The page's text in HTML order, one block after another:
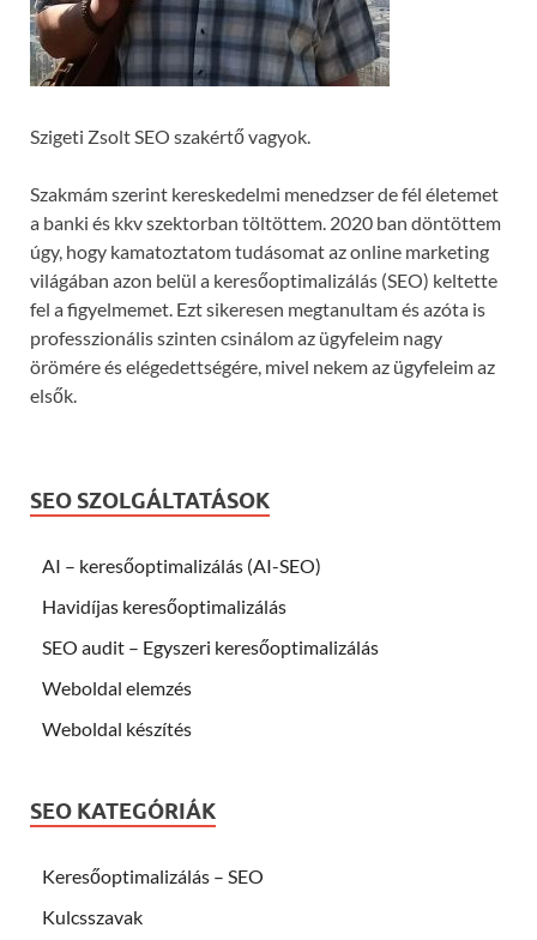
Szigeti Zsolt SEO szakértő vagyok.
Szakmám szerint kereskedelmi menedzser de fél életemet
a banki és kkv szektorban töltöttem. 2020 ban döntöttem
úgy, hogy kamatoztatom tudásomat az online marketing
világában azon belül a keresőoptimalizálás (SEO) keltette
fel a figyelmemet. Ezt sikeresen megtanultam és azóta is
professzionális szinten csinálom az ügyfeleim nagy
örömére és elégedettségére, mivel nekem az ügyfeleim az
elsők.
SEO SZOLGÁLTATÁSOK
AI – keresőoptimalizálás (AI-SEO)
Havidíjas keresőoptimalizálás
SEO audit – Egyszeri keresőoptimalizálás
Weboldal elemzés
Weboldal készítés
SEO KATEGÓRIÁK
Keresőoptimalizálás – SEO
Kulcsszavak